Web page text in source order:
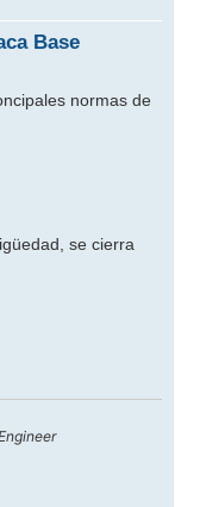
Base
normas de
se cierra